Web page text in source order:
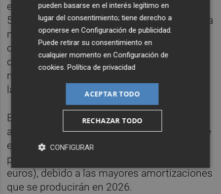
emisiones netas del Tesoro para este año,
50.000 millones de euros serán para deuda a
medio y largo plazo, esto es, bonos y
obligaciones, deuda en divisas, préstamos y
deudas asumidas, mientras que 5.000
millones serán para emitir letras del Tesoro,
las mismas cifras que en 2025.
En términos brutos, las emisiones totales
alcanzarán este año los 285.693 millones de
euros, un 4,2% más respecto al cierre
previsto para 2025 (274.242 millones de
euros), debido a las mayores amortizaciones
que se producirán en 2026.
pueden basarse en el interés legítimo en
lugar del consentimiento; tiene derecho a
oponerse enConfiguración de publicidad.
Puede retirar su consentimiento en
cualquier momento enConfiguración de
cookies.Política de privacidad
ACEPTAR TODO
RECHAZAR TODO
CONFIGURAR